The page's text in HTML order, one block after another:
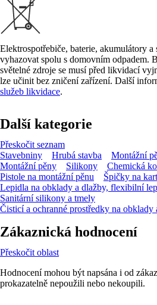
Elektrospotřebiče, baterie, akumulátory a
vyhazovat spolu s domovním odpadem.
světelné zdroje se musí před likvidací
lze učinit bez zničení zařízení. Další
služeb likvidace.
Další kategorie
Přeskočit seznam
Stavebniny
Hrubá stavba Montážní
Montážní pěny
Silikony
Chemická
Pistole na montážní pěnu
Špičky na
Lepidla na obklady a dlažby, flexibilní
Sanitární silikony a tmely
Čisticí a ochranné prostředky na obklady
Zákaznická hodnocení
Přeskočit oblast
Hodnocení mohou být napsána i od
prokazatelně nepoužili nebo nekoupili.